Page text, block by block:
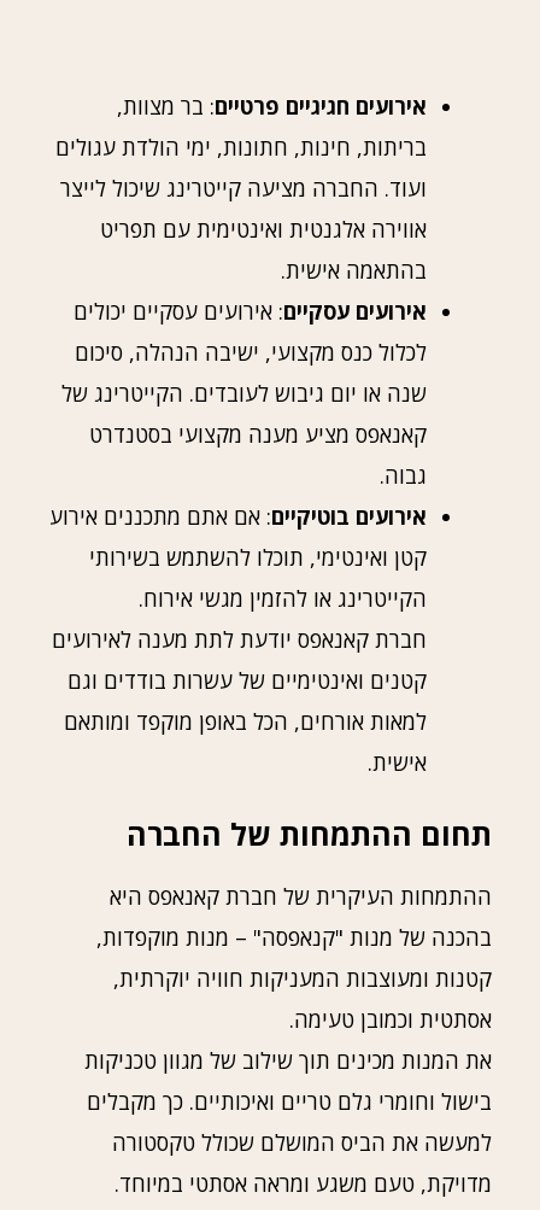
אירועים חגיגיים פרטיים: בר מצוות,
בריתות, חינות, חתונות, ימי הולדת עגולים
ועוד. החברה מציעה קייטרינג שיכול לייצר
אווירה אלגנטית ואינטימית עם תפריט
בהתאמה אישית.
אירועים עסקיים: אירועים עסקיים יכולים
לכלול כנס מקצועי, ישיבה הנהלה, סיכום
שנה או יום גיבוש לעובדים. הקייטרינג של
קאנאפס מציע מענה מקצועי בסטנדרט
גבוה.
אירועים בוטיקיים: אם אתם מתכננים אירוע
קטן ואינטימי, תוכלו להשתמש בשירותי
הקייטרינג או להזמין מגשי אירוח.
חברת קאנאפס יודעת לתת מענה לאירועים
קטנים ואינטימיים של עשרות בודדים וגם
למאות אורחים, הכל באופן מוקפד ומותאם
אישית.
תחום ההתמחות של החברה
ההתמחות העיקרית של חברת קאנאפס היא
בהכנה של מנות "קנאפסה" – מנות מוקפדות,
קטנות ומעוצבות המעניקות חוויה יוקרתית,
אסתטית וכמובן טעימה.
את המנות מכינים תוך שילוב של מגוון טכניקות
בישול וחומרי גלם טריים ואיכותיים. כך מקבלים
למעשה את הביס המושלם שכולל טקסטורה
מדויקת, טעם משגע ומראה אסתטי במיוחד.